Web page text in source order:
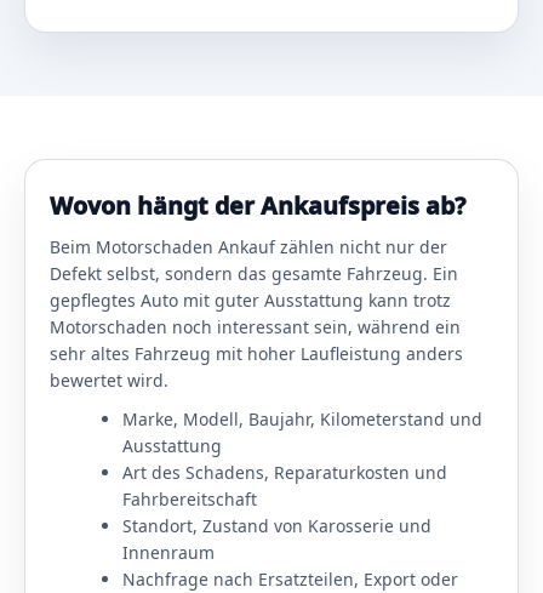
Wovon hängt der Ankaufspreis ab?
Beim Motorschaden Ankauf zählen nicht nur der
Defekt selbst, sondern das gesamte Fahrzeug. Ein
gepflegtes Auto mit guter Ausstattung kann trotz
Motorschaden noch interessant sein, während ein
sehr altes Fahrzeug mit hoher Laufleistung anders
bewertet wird.
Marke, Modell, Baujahr, Kilometerstand und
Ausstattung
Art des Schadens, Reparaturkosten und
Fahrbereitschaft
Standort, Zustand von Karosserie und
Innenraum
Nachfrage nach Ersatzteilen, Export oder